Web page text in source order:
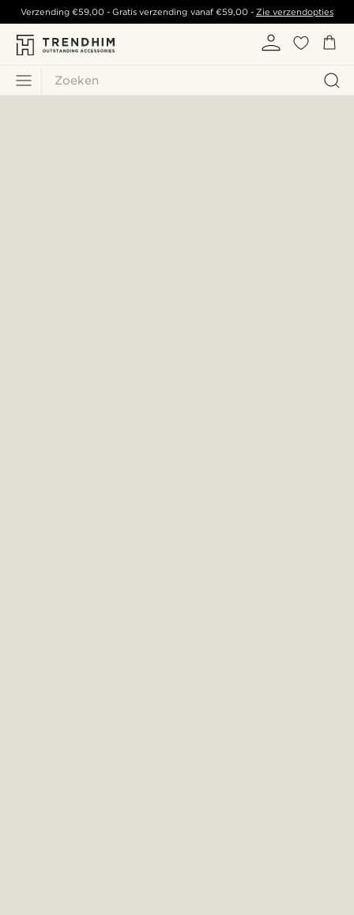
Zoeken
Verzending€59,00 - Gratis verzending vanaf €59,00- Zie verzendopties